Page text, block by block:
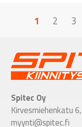
1 2 3
Spitec Oy
Kirvesmiehenkatu
myynti@spitec.fi